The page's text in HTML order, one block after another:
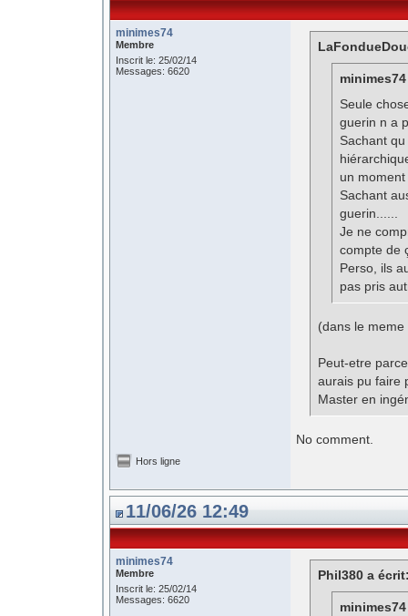
minimes74
Membre
Inscrit le: 25/02/14
Messages: 6620
Seule
guerin n a
Sachant
un
Sachant
guerin......
Je ne
compte de
Perso, ils
pas pris
(dans le
Peut-etre
aurais pu faire
Master en
No comment.
Hors ligne
11/06/26 12:49
minimes74
Membre
Inscrit le: 25/02/14
Messages: 6620
Phil380 a